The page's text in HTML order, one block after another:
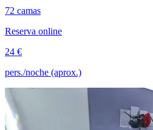
72 camas
Reserva online
24 €
pers./noche (aprox.)